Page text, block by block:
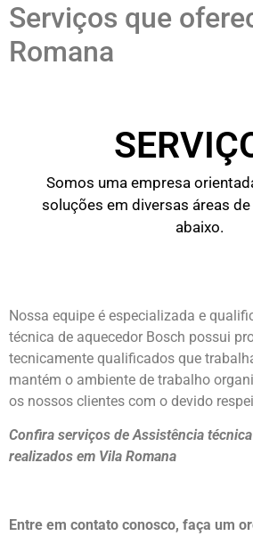
Serviços que
Romana
Somos uma empresa
soluções em diversas áreas
abaixo.
Nossa equipe é especializada e
técnica de aquecedor Bosch possui
tecnicamente qualificados que
mantém o ambiente de trabalho
os nossos clientes com o devido
Confira serviços de Assistência
realizados em Vila Romana
Entre em contato conosco, faça um